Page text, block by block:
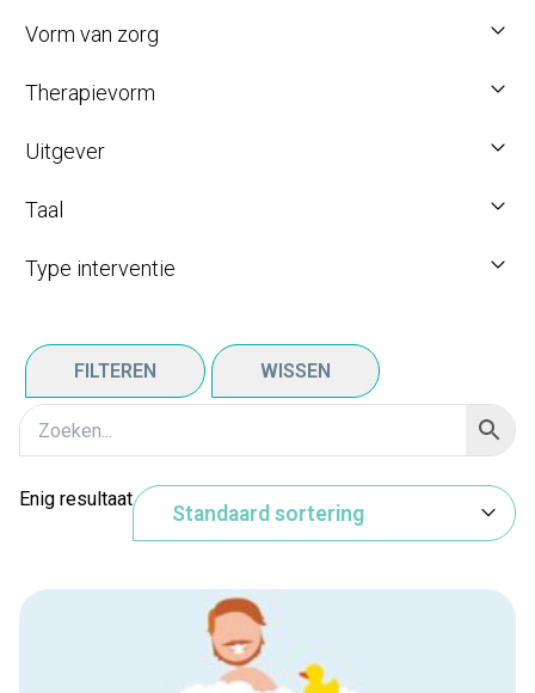
Vorm van zorg
Therapievorm
Uitgever
Taal
Type interventie
FILTEREN WISSEN
Enig resultaat